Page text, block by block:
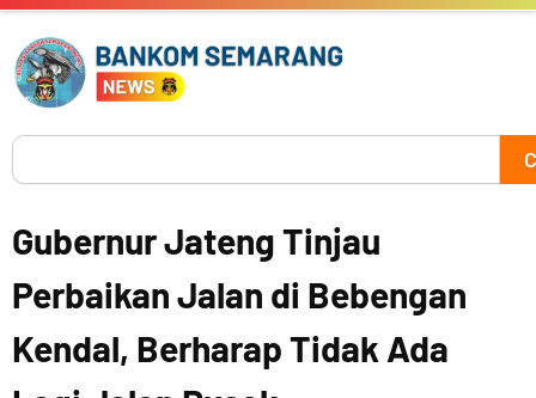
Skip
content
Search
Gubernur Jateng Tinjau
Perbaikan Jalan di Bebengan
Kendal, Berharap Tidak Ada